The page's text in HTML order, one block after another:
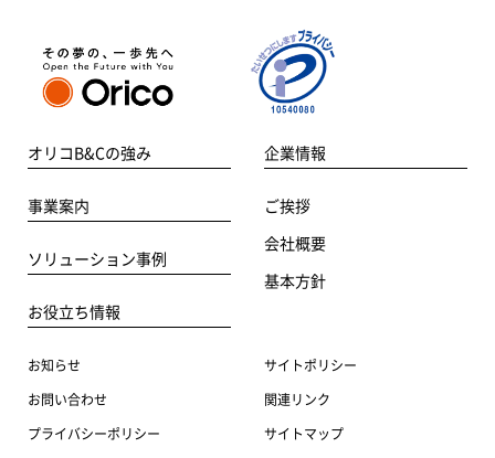
オリコB&Cの強み
事業案内
ソリューション事例
お役立ち情報
企業情報
ご挨拶
会社概要
基本方針
お知らせ
お問い合わせ
プライバシーポリシー
サイトポリシー
関連リンク
サイトマップ